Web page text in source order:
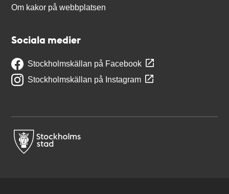
Om kakor på webbplatsen
Sociala medier
Stockholmskällan på Facebook
Stockholmskällan på Instagram